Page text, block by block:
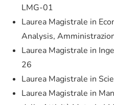
LMG-01
Laurea Magistrale in
Analysis,
Laurea Magistrale in
26
Laurea Magistrale in
Laurea Magistrale in